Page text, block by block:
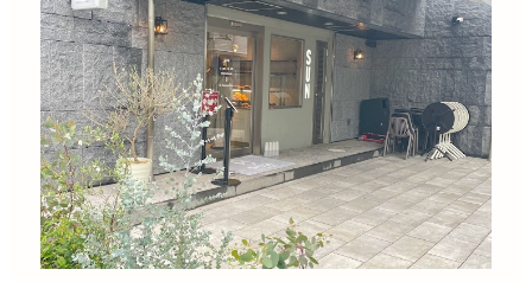
本当に美味しいです。 日曜日限定のモー
ニングは、そ […]